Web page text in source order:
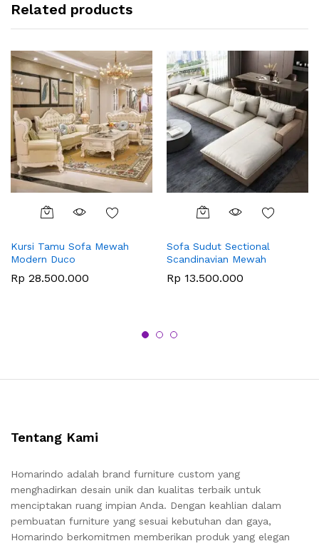
Related products
Kursi Tamu Sofa Mewah
Modern Duco
Rp 28.500.000
Sofa Sudut Sectional
Scandinavian Mewah
Rp 13.500.000
Tentang Kami
Homarindo adalah brand furniture custom yang
menghadirkan desain unik dan kualitas terbaik untuk
menciptakan ruang impian Anda. Dengan keahlian dalam
pembuatan furniture yang sesuai kebutuhan dan gaya,
Homarindo berkomitmen memberikan produk yang elegan